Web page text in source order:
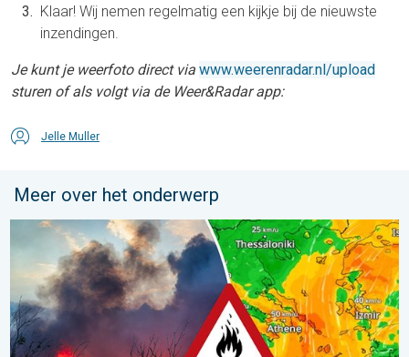
Klaar! Wij nemen regelmatig een kijkje bij de nieuwste
inzendingen.
Je kunt je weerfoto direct via www.weerenradar.nl/upload
sturen of als volgt via de Weer&Radar app:
Jelle Muller
Meer over het onderwerp
Ook in Zuidoost-Europa woeden bosbranden. Hitte en veel